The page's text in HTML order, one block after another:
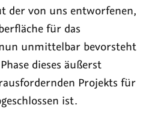
der von uns entworfenen,
für das
unmittelbar bevorsteht
dieses äußerst
Projekts für
ist.